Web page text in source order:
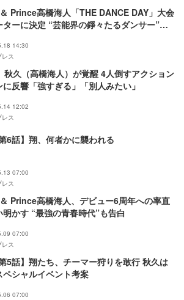
Prince高橋海人「THE DANCE DAY」大会
ターに決定 “芸能界の錚々たるダンサー”と
14:30
レス
秋久（高橋海人）が覚醒 4人倒すアクション
に反響「強すぎる」「別人みたい」
12:02
レス
6話】翔、何者かに襲われる
07:00
レス
Prince高橋海人、デビュー6周年への率直
明かす “最強の青春時代”も告白
07:00
レス
5話】翔たち、チーマー狩りを敢行 秋久は
ペシャルイベント考案
07:00